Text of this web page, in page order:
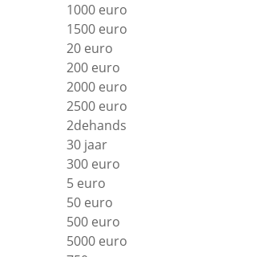
1000 euro
1500 euro
20 euro
200 euro
2000 euro
2500 euro
2dehands
30 jaar
300 euro
5 euro
50 euro
500 euro
5000 euro